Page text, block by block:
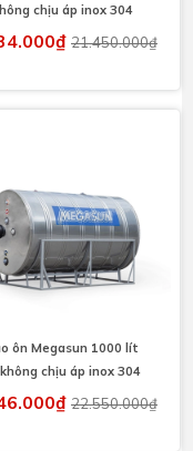
chịu áp inox 304
21.450.000₫
ôn Megasun 1000 lít
chịu áp inox 304
22.550.000₫